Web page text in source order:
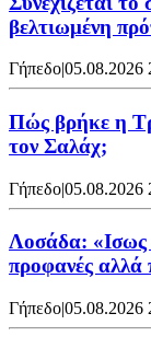
βελτιωμένη
Γήπεδο|05.08.2026
Πώς βρήκε η
τον Σαλάχ;
Γήπεδο|05.08.2026
Λοσάδα: «Ισως
προφανές αλλά
Γήπεδο|05.08.2026